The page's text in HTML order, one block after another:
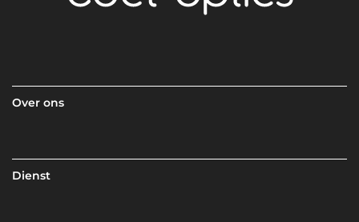
Over ons
Dienst